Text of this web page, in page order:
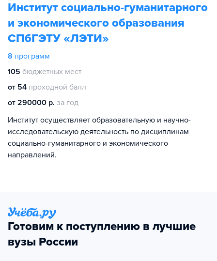
Институт социально-гуманитарного
и экономического образования
СПбГЭТУ «ЛЭТИ»
8 программ
105 бюджетных мест
от 54 проходной балл
от 290000 р. за год
Институт осуществляет образовательную и научно-
исследовательскую деятельность по дисциплинам
социально-гуманитарного и экономического
направлений.
Готовим к поступлению в лучшие
вузы России